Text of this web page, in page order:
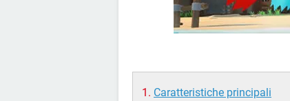
Caratteristiche principali